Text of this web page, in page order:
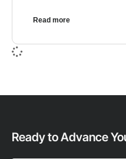
Read more
Ready to Advance